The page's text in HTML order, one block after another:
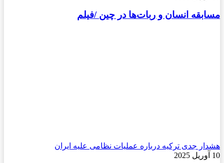
مسابقه انسان و ربات‌ها در چین /فیلم
هشدار جدی ترکیه درباره عملیات نظامی علیه ایران
10 آوریل 2025